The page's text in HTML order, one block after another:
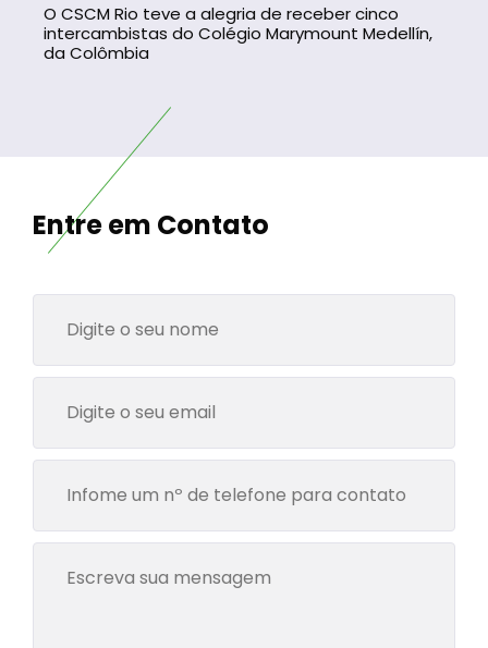
O CSCM Rio teve a alegria de receber cinco
intercambistas do Colégio Marymount Medellín,
da Colômbia
Entre em Contato